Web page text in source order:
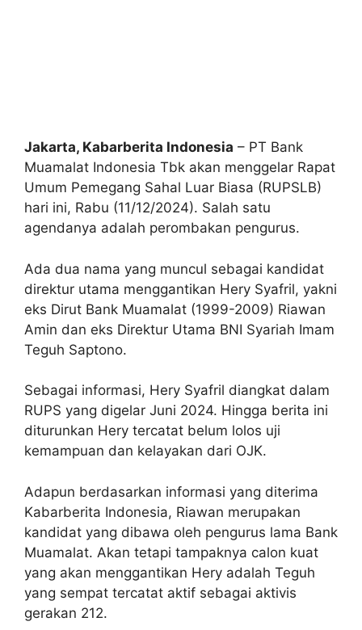
Jakarta, Kabarberita Indonesia – PT Bank
Muamalat Indonesia Tbk akan menggelar Rapat
Umum Pemegang Sahal Luar Biasa (RUPSLB)
hari ini, Rabu (11/12/2024). Salah satu
agendanya adalah perombakan pengurus.
Ada dua nama yang muncul sebagai kandidat
direktur utama menggantikan Hery Syafril, yakni
eks Dirut Bank Muamalat (1999-2009) Riawan
Amin dan eks Direktur Utama BNI Syariah Imam
Teguh Saptono.
Sebagai informasi, Hery Syafril diangkat dalam
RUPS yang digelar Juni 2024. Hingga berita ini
diturunkan Hery tercatat belum lolos uji
kemampuan dan kelayakan dari OJK.
Adapun berdasarkan informasi yang diterima
Kabarberita Indonesia, Riawan merupakan
kandidat yang dibawa oleh pengurus lama Bank
Muamalat. Akan tetapi tampaknya calon kuat
yang akan menggantikan Hery adalah Teguh
yang sempat tercatat aktif sebagai aktivis
gerakan 212.